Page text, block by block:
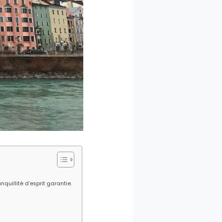
d’esprit garantie.